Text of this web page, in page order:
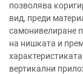
позволява
вид, преди
самонивелиране
на нишката и
вертикални